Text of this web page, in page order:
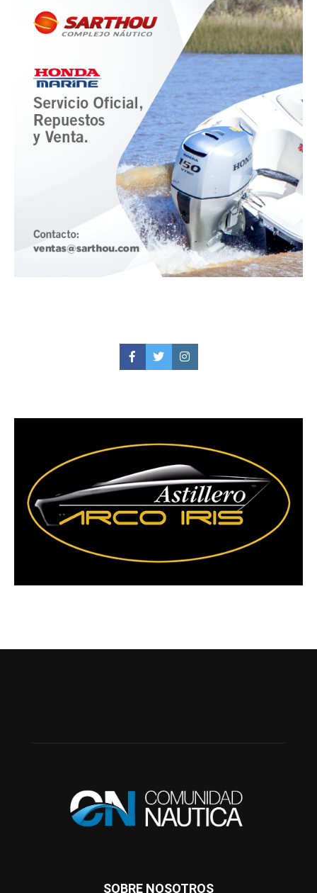
FacebookTwitterInstagram
SOBRE NOSOTROS